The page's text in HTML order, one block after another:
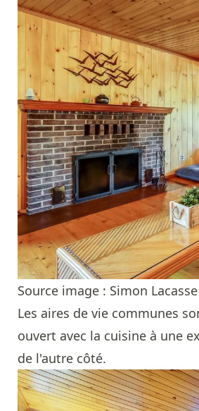
Source image : Simon
Les aires de vie communes
ouvert avec la cuisine à une
de l'autre côté.